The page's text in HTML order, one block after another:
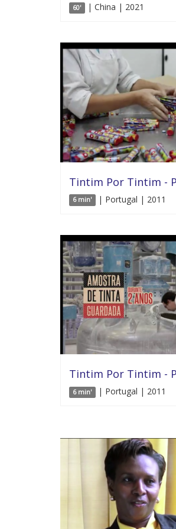
60' | China | 2021
Tintim Por Tintim -
6 min' | Portugal | 2011
Tintim Por Tintim -
6 min' | Portugal | 2011